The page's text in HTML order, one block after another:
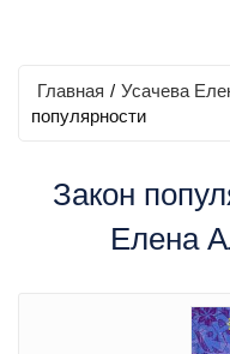
Главная / Усачева
популярности
Закон
Елена